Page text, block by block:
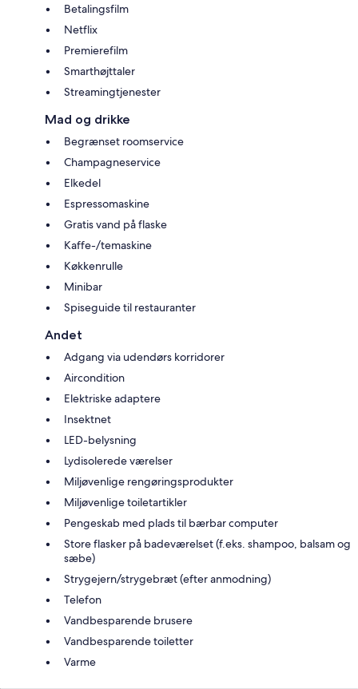
Betalingsfilm
Netflix
Premierefilm
Smarthøjttaler
Streamingtjenester
Mad og drikke
Begrænset roomservice
Champagneservice
Elkedel
Espressomaskine
Gratis vand på flaske
Kaffe-/temaskine
Køkkenrulle
Minibar
Spiseguide til restauranter
Andet
Adgang via udendørs korridorer
Aircondition
Elektriske adaptere
Insektnet
LED-belysning
Lydisolerede værelser
Miljøvenlige rengøringsprodukter
Miljøvenlige toiletartikler
Pengeskab med plads til bærbar computer
Store flasker på badeværelset (f.eks. shampoo, balsam og
sæbe)
Strygejern/strygebræt (efter anmodning)
Telefon
Vandbesparende brusere
Vandbesparende toiletter
Varme